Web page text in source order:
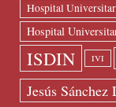
Hospital
Hospital
ISDIN IVI
Jesús Sánchez